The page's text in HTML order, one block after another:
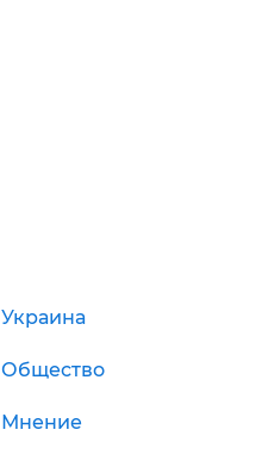
Украина
Общество
Мнение